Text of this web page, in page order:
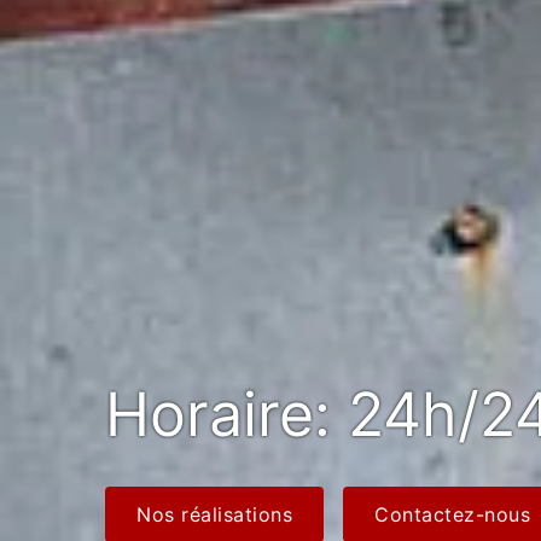
Horaire: 24h/
Nos réalisations Contactez-nous